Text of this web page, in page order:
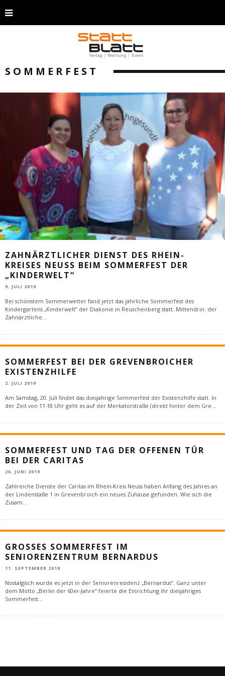
SOMMERFEST
ZAHNÄRZTLICHER DIENST DES RHEIN-
KREISES NEUSS BEIM SOMMERFEST DER
„KINDERWELT“
9. JULI 2019
Bei schönstem Sommerwetter fand jetzt das jährliche Sommerfest des
Kindergartens „Kinderwelt“ der Diakonie in Reuschenberg statt. Mittendrin: der
Zahnärztliche...
SOMMERFEST BEI DER GREVENBROICHER
EXISTENZHILFE
2. JULI 2019
Am Samstag, 20. Juli findet das diesjährige Sommerfest der Existenzhilfe statt. In
der Zeit von 11-18 Uhr geht es auf der Merkatorstraße (direkt hinter dem Gre...
SOMMERFEST UND TAG DER OFFENEN TÜR
BEI DER CARITAS
26. JUNI 2019
Zahlreiche Dienste der Caritas im Rhein-Kreis Neuss haben Anfang des Jahres an
der Lindenstaße 1 in Grevenbroich ein neues Zuhause gefunden. Wie sich die
Zusam...
GROSSES SOMMERFEST IM S
ENIORENZENTRUM BERNARDUS
11. SEPTEMBER 2018
Nostalgisch wurde es jetzt in der Seniorenresidenz „Bernardus“. Ganz unter
dem Motto „Berlin der 60er-Jahre“ feierte die Einrichtung ihr diesjähriges
Sommerfest...